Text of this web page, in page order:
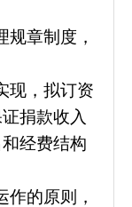
规章制度，
现，拟订资
捐款收入
经费结构
作的原则，